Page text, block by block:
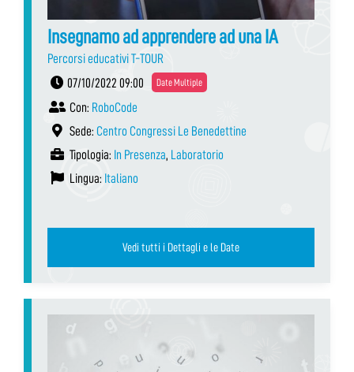
Insegnamo ad apprendere ad una IA
Percorsi educativi T-TOUR
07/10/2022 09:00
Date Multiple
Con: RoboCode
Sede: Centro Congressi Le Benedettine
Tipologia: In Presenza, Laboratorio
Lingua: Italiano
Vedi tutti i Dettagli e le Date